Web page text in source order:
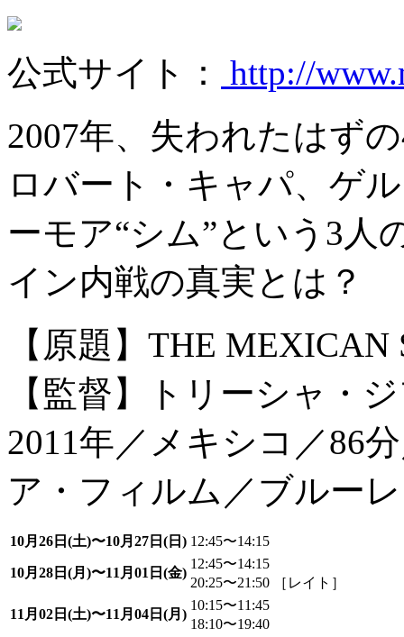
公式サイト：
http://
2007年、失われたはず
ロバート・キャパ、ゲ
ーモア“シム”という3人
イン内戦の真実とは？
【原題】THE MEXICAN
【監督】トリーシャ・
2011年／メキシコ／86
ア・フィルム／ブルー
10月26日(土)〜10月27日(日) 12:45〜14:15
10月28日(月)〜11月01日(金)
12:45〜14:15
20:25〜21:50 ［レイト］
11月02日(土)〜11月04日(月)
10:15〜11:45
18:10〜19:40